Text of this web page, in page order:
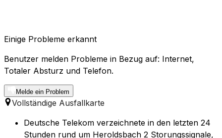
Einige Probleme erkannt
Benutzer melden Probleme in Bezug auf: Internet,
Totaler Absturz und Telefon.
Melde ein Problem
Vollständige Ausfallkarte
Deutsche Telekom verzeichnete in den letzten 24
Stunden rund um Heroldsbach 2 Storungssignale,